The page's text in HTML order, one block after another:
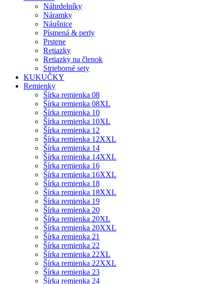
Náhrdelníky
Náramky
Náušnice
Písmená & perly
Prstene
Retiazky
Retiazky na členok
Strieborné sety
KUKUČKY
Remienky
Šírka remienka 08
Šírka remienka 08XL
Šírka remienka 10
Šírka remienka 10XL
Šírka remienka 12
Šírka remienka 12XXL
Šírka remienka 14
Šírka remienka 14XXL
Šírka remienka 16
Šírka remienka 16XXL
Šírka remienka 18
Šírka remienka 18XXL
Šírka remienka 19
Šírka remienka 20
Šírka remienka 20XL
Šírka remienka 20XXL
Šírka remienka 21
Šírka remienka 22
Šírka remienka 22XL
Šírka remienka 22XXL
Šírka remienka 23
Šírka remienka 24